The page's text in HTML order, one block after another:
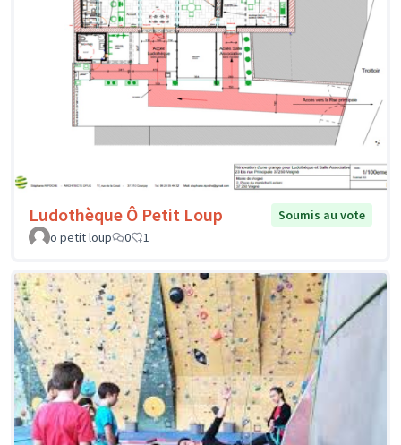
Ludothèque Ô Petit Loup
Soumis au vote
o petit loup
0 1